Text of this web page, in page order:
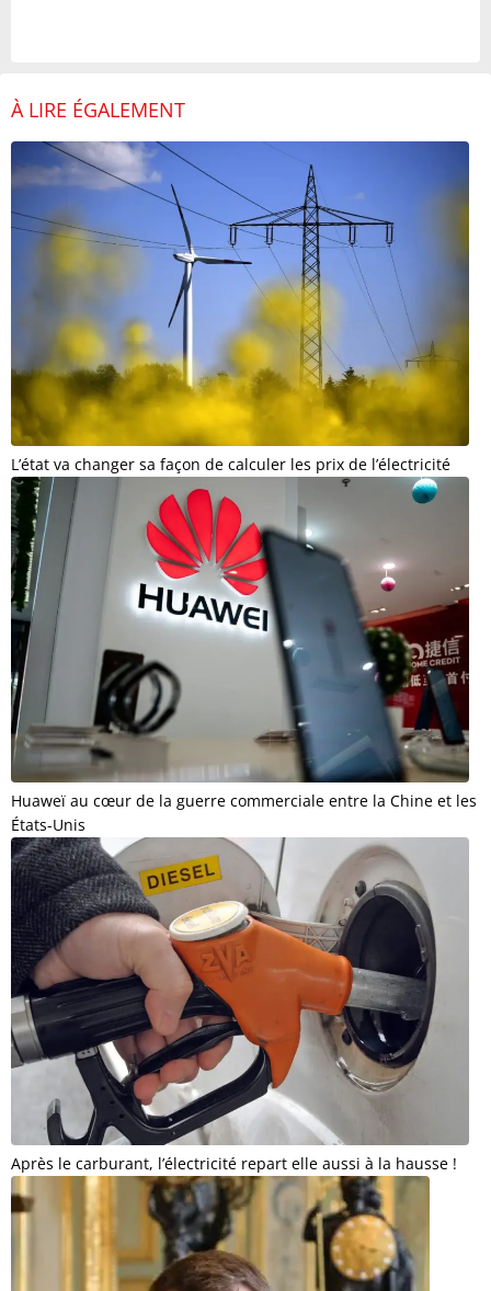
À LIRE ÉGALEMENT
L’état va changer sa façon de calculer les prix de l’électricité
Huaweï au cœur de la guerre commerciale entre la Chine et les
États-Unis
Après le carburant, l’électricité repart elle aussi à la hausse !